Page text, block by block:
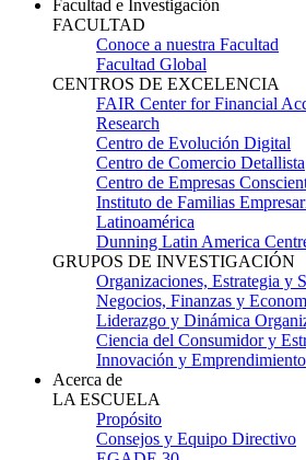
Facultad e Investigación
FACULTAD
Conoce a nuestra Facultad
Facultad Global
CENTROS DE EXCELENCIA
FAIR Center for Financial
Research
Centro de Evolución Digital
Centro de Comercio Detallista
Centro de Empresas
Instituto de Familias
Latinoamérica
Dunning Latin America
GRUPOS DE INVESTIGACIÓN
Organizaciones, Estrategia y
Negocios, Finanzas y
Liderazgo y Dinámica
Ciencia del Consumidor y
Innovación y Emprendimiento
Acerca de
LA ESCUELA
Propósito
Consejos y Equipo Directivo